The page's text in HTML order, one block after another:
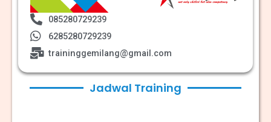
085280729239
6285280729239
traininggemilang@gmail.com
Jadwal Training